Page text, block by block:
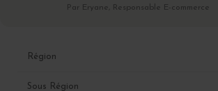
Par Eryane, Responsable E-commerce
Région
Sous Région